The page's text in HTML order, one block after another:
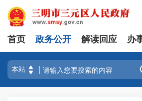
首页 政务公开 解读回应 办